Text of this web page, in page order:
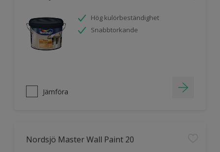
Hög kulörbeständighet
Snabbtorkande
Jämföra
Nordsjö Master Wall Paint 20